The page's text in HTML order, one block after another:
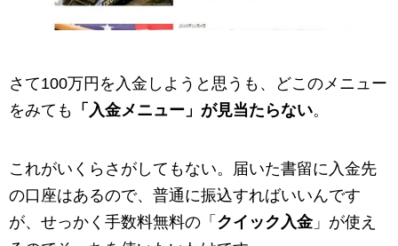
さて100万円を入金しようと思うも、どこのメニュー
をみても 「入金メニュー」が見当たらない。
これがいくらさがしてもない。届いた書留に入金先
の口座はあるので、普通に振込すればいいんです
が、せっかく手数料無料の「 クイック入金」が使え